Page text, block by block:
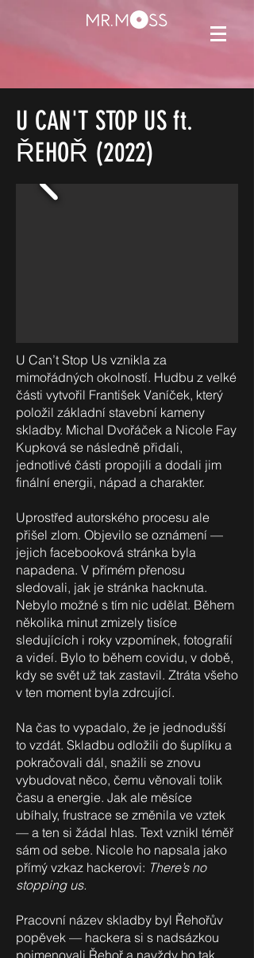
U CAN'T STOP US ft.
ŘEHOŘ (2022)
U Can’t Stop Us vznikla za
mimořádných okolností. Hudbu z velké
části vytvořil František Vaníček, který
položil základní stavební kameny
skladby. Michal Dvořáček a Nicole Fay
Kupková se následně přidali,
jednotlivé části propojili a dodali jim
finální energii, nápad a charakter.
Uprostřed autorského procesu ale
přišel zlom. Objevilo se oznámení —
jejich facebooková stránka byla
napadena. V přímém přenosu
sledovali, jak je stránka hacknuta.
Nebylo možné s tím nic udělat. Během
několika minut zmizely tisíce
sledujících i roky vzpomínek, fotografií
a videí. Bylo to během covidu, v době,
kdy se svět už tak zastavil. Ztráta všeho
v ten moment byla zdrcující.
Na čas to vypadalo, že je jednodušší
to vzdát. Skladbu odložili do šuplíku a
pokračovali dál, snažili se znovu
vybudovat něco, čemu věnovali tolik
času a energie. Jak ale měsíce
ubíhaly, frustrace se změnila ve vztek
— a ten si žádal hlas. Text vznikl téměř
sám od sebe. Nicole ho napsala jako
přímý vzkaz hackerovi: There’s no
stopping us.
Pracovní název skladby byl Řehořův
popěvek — hackera si s nadsázkou
pojmenovali Řehoř a navždy ho tak